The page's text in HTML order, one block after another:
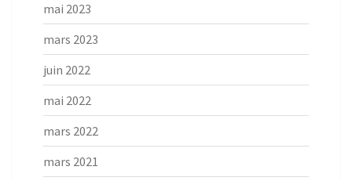
mai 2023
mars 2023
juin 2022
mai 2022
mars 2022
mars 2021